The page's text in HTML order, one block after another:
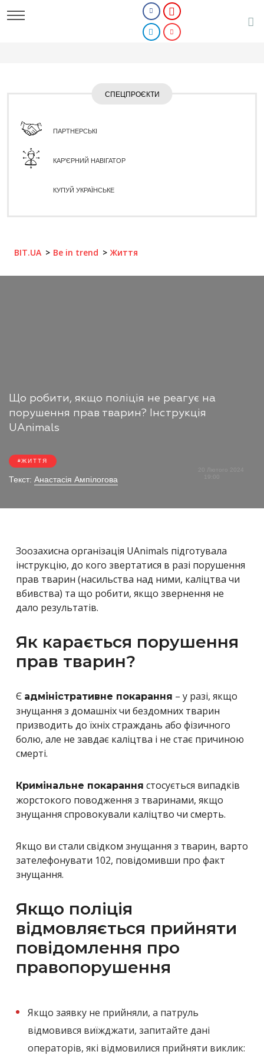
СПЕЦПРОЄКТИ
ПАРТНЕРСЬКІ
КАР'ЄРНИЙ НАВІГАТОР
КУПУЙ УКРАЇНСЬКЕ
BIT.UA Be in trend Життя
Що робити, якщо поліція не реагує на
порушення прав тварин? Інструкція
UAnimals
ЖИТТЯ
Текст: Анастасія Ампілогова
20 Лютого 2024
19:00
Зоозахисна організація UAnimals підготувала
інструкцію, до кого звертатися в разі порушення
прав тварин (насильства над ними, каліцтва чи
вбивства) та що робити, якщо звернення не
дало результатів.
Як карається порушення
прав тварин?
Є адміністративне покарання – у разі, якщо
знущання з домашніх чи бездомних тварин
призводить до їхніх страждань або фізичного
болю, але не завдає каліцтва і не стає причиною
смерті.
Кримінальне покарання стосується випадків
жорстокого поводження з тваринами, якщо
знущання спровокували каліцтво чи смерть.
Якщо ви стали свідком знущання з тварин, варто
зателефонувати 102, повідомивши про факт
знущання.
Якщо поліція
відмовляється прийняти
повідомлення про
правопорушення
Якщо заявку не прийняли, а патруль
відмовився виїжджати, запитайте дані
операторів, які відмовилися прийняти виклик: